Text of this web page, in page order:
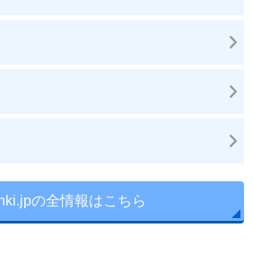
の全情報はこちら